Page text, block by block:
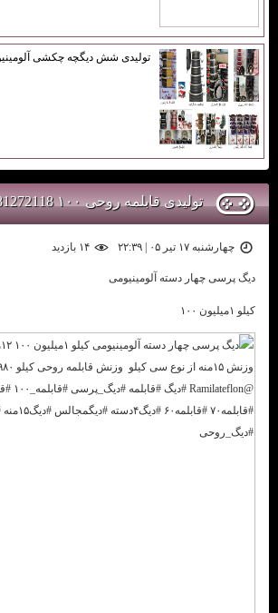
تولیدی شش دیگچه چکشی
تولیدی قابلمه روحی ۱۰۰ 09381272118 .,
چهارشنبه ۱۷ تیر ۰۵ | ۲۲:۳۹
دیگ پرسی چهار دسته آلومینیومی
کیلو ۱میلیون ۱۰۰